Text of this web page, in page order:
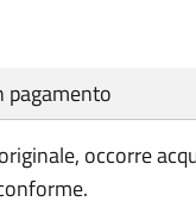
pagamento
occorre